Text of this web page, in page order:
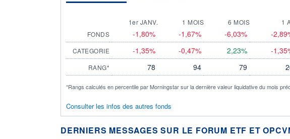
1er JANV. 1 MOIS 6 MOIS 1
FONDS
-1,80% -1,67% -6,03% -
CATEGORIE -1,35% -0,47% 2,23% -
RANG* 78 94 79
*Rangs calculés en percentile par Morningstar sur la dernière valeur liquidative du mois
Consulter les infos des autres fonds
DERNIERS MESSAGES SUR LE FORUM ETF ET